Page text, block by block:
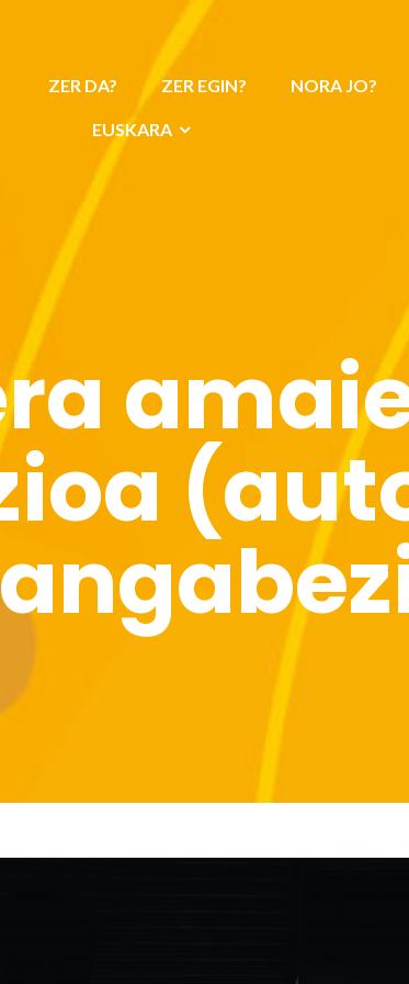
ZER DA? ZER EGIN? NORA JO?
EUSKARA